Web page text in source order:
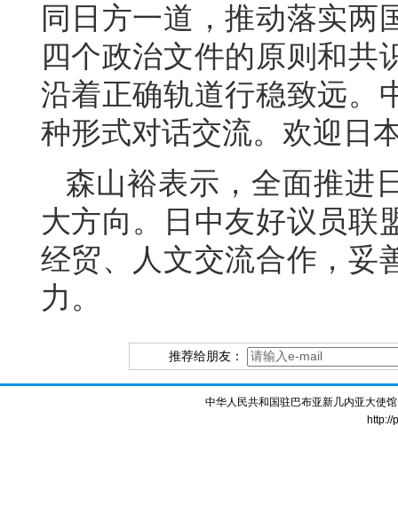
同日方一道，推动落实两
四个政治文件的原则和共
沿着正确轨道行稳致远。
种形式对话交流。欢迎日
森山裕表示，全面推进
大方向。日中友好议员联
经贸、人文交流合作，妥
力。
推荐给朋友：
中华人民共和国驻巴布亚新几内亚大使
http://